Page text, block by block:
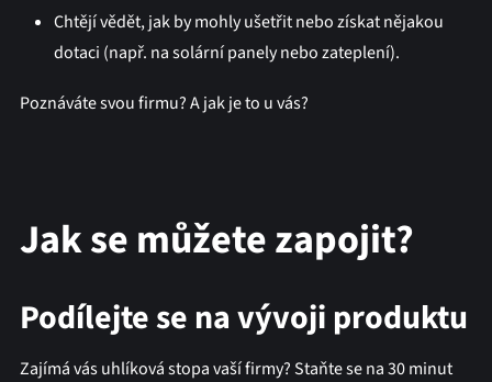
Chtějí vědět, jak by mohly ušetřit nebo získat nějakou
dotaci (např. na solární panely nebo zateplení).
Poznáváte svou firmu? A jak je to u vás?
Jak se můžete zapojit?
Podílejte se na vývoji produktu
Zajímá vás uhlíková stopa vaší firmy? Staňte se na 30 minut